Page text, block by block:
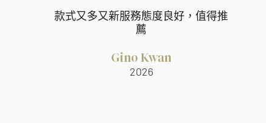
款式又多又新服務態度良好，值得推
薦
Gino Kwan
2026